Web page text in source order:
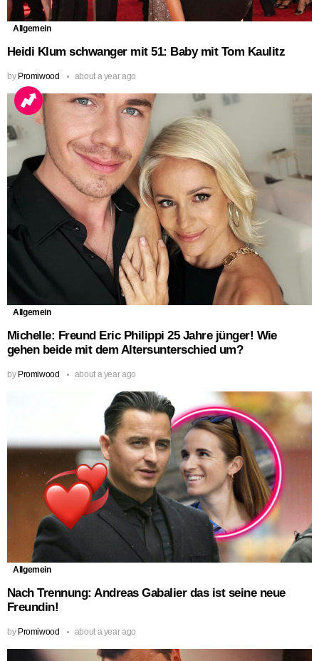
Allgemein
Heidi Klum schwanger mit 51: Baby mit Tom Kaulitz
by Promiwood about a year ago
Allgemein
Michelle: Freund Eric Philippi 25 Jahre jünger! Wie
gehen beide mit dem Altersunterschied um?
by Promiwood about a year ago
Allgemein
Nach Trennung: Andreas Gabalier das ist seine neue
Freundin!
by Promiwood about a year ago